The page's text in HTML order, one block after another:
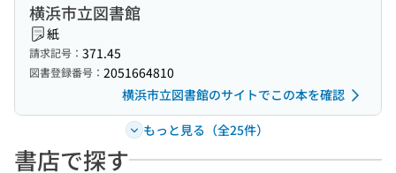
横浜市立図書館
紙
請求記号： 371.45
図書登録番号： 2051664810
横浜市立図書館のサイトでこの本を確認
もっと見る（全25件）
書店で探す